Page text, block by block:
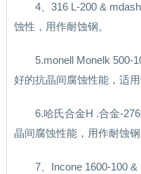
4、316 L-200 &
蚀性，用作耐蚀钢。
5.monell Monelk 500-
好的抗晶间腐蚀性能，适用
6.哈氏合金H .合金-
晶间腐蚀性能，用作耐蚀钢
7、Incone 1600-100